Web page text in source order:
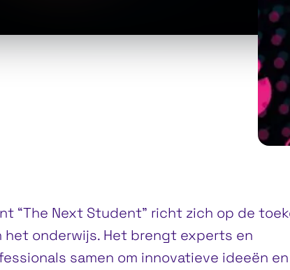
“The Next Student” richt zich op de
onderwijs. Het brengt experts en
samen om innovatieve ideeën